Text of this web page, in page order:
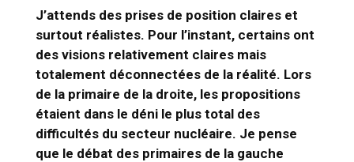
J’attends des prises de position claires et
surtout réalistes. Pour l’instant, certains ont
des visions relativement claires mais
totalement déconnectées de la réalité. Lors
de la primaire de la droite, les propositions
étaient dans le déni le plus total des
difficultés du secteur nucléaire. Je pense
que le débat des primaires de la gauche